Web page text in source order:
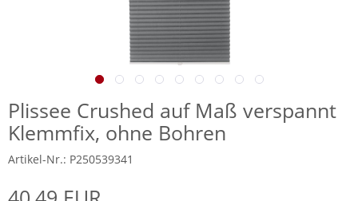
Plissee Crushed auf Maß verspannt
Klemmfix, ohne Bohren
Artikel-Nr.: P250539341